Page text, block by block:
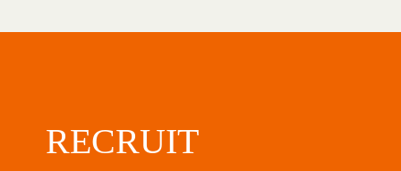
RECRUIT